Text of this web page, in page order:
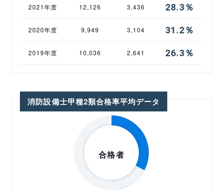
2021年度 12,126 3,436 28.3％
2020年度 9,949 3,104 31.2％
2019年度 10,036 2,641 26.3％
消防設備士甲種2類合格率平均データ